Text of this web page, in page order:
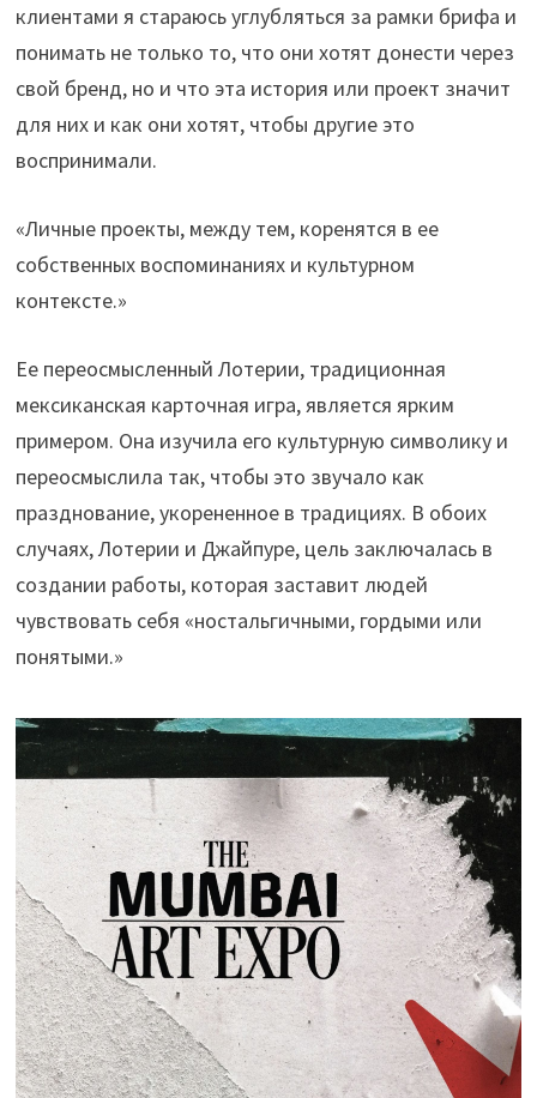
клиентами я стараюсь углубляться за рамки брифа и
понимать не только то, что они хотят донести через
свой бренд, но и что эта история или проект значит
для них и как они хотят, чтобы другие это
воспринимали.
«Личные проекты, между тем, коренятся в ее
собственных воспоминаниях и культурном
контексте.»
Ее переосмысленный Лотерии, традиционная
мексиканская карточная игра, является ярким
примером. Она изучила его культурную символику и
переосмыслила так, чтобы это звучало как
празднование, укорененное в традициях. В обоих
случаях, Лотерии и Джайпуре, цель заключалась в
создании работы, которая заставит людей
чувствовать себя «ностальгичными, гордыми или
понятыми.»